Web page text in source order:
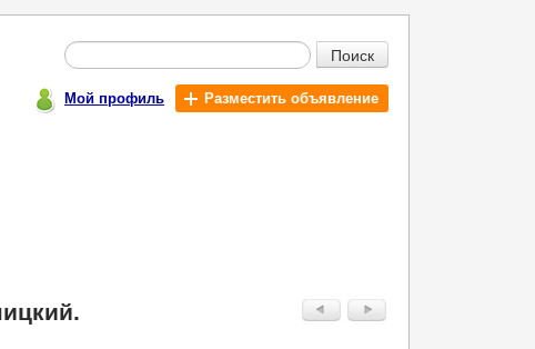
Поиск
Мой профиль Разместить объявление